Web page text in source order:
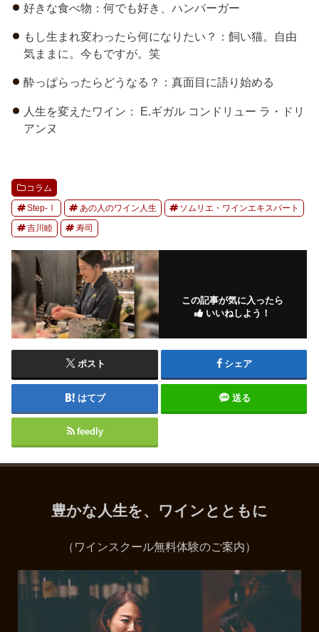
好きな食べ物：何でも好き、ハンバーガー
もし生まれ変わったら何になりたい？：飼い猫。自由
気ままに。今もですが。笑
酔っぱらったらどうなる？：真面目に語り始める
人生を変えたワイン： E.ギガル コンドリュー ラ・ドリ
アンヌ
コラム
Step-Ⅰ あの人のワイン人生 ソムリエ・ワインエキスパート
吉川睦 寿司
この記事が気に入ったら
いいねしよう！
ポスト シェア
はてブ 送る
feedly
豊かな人生を、ワインとともに
（ワインスクール無料体験のご案内）